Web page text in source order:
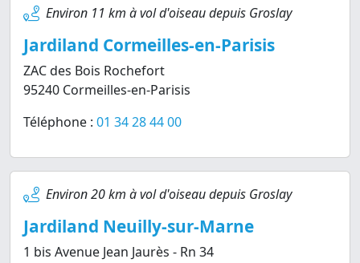
Environ 11 km à vol d'oiseau depuis Groslay
Jardiland Cormeilles-en-Parisis
ZAC des Bois Rochefort
95240 Cormeilles-en-Parisis
Téléphone : 01 34 28 44 00
Environ 20 km à vol d'oiseau depuis Groslay
Jardiland Neuilly-sur-Marne
1 bis Avenue Jean Jaurès - Rn 34